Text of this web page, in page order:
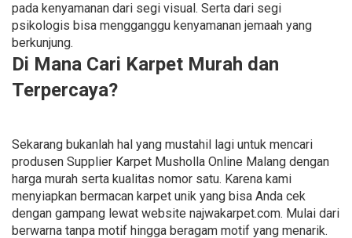
pada kenyamanan dari segi visual. Serta dari segi
psikologis bisa mengganggu kenyamanan jemaah yang
berkunjung.
Di Mana Cari Karpet Murah dan
Terpercaya?
Sekarang bukanlah hal yang mustahil lagi untuk mencari
produsen Supplier Karpet Musholla Online Malang dengan
harga murah serta kualitas nomor satu. Karena kami
menyiapkan bermacan karpet unik yang bisa Anda cek
dengan gampang lewat website najwakarpet.com. Mulai dari
berwarna tanpa motif hingga beragam motif yang menarik.